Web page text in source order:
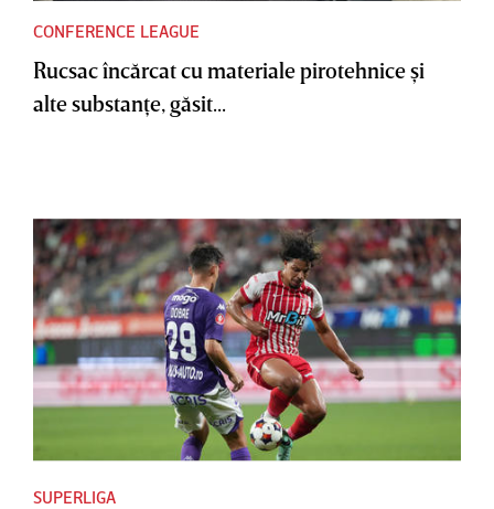
CONFERENCE LEAGUE
Rucsac încărcat cu materiale pirotehnice şi
alte substanţe, găsit...
SUPERLIGA